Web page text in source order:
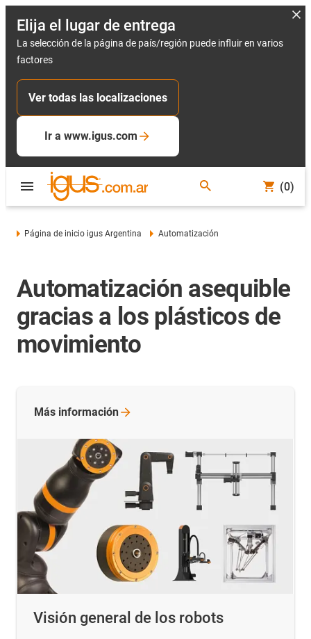
Elija el lugar de entrega
La selección de la página de país/región puede influir en varios
factores
Ver todas las localizaciones
Ir a www.igus.com
(0)
Página de inicio igus Argentina Automatización
Automatización asequible
gracias a los plásticos de
movimiento
Visión general de los robots
Más información